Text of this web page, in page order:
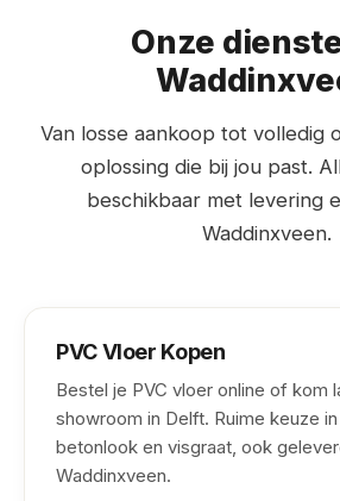
Onze
Van losse aankoop tot volledig
oplossing die bij jou past.
beschikbaar met levering
Waddinxveen.
PVC Vloer Kopen
Bestel je PVC vloer online of kom
showroom in Delft. Ruime keuze
betonlook en visgraat, ook
Waddinxveen.